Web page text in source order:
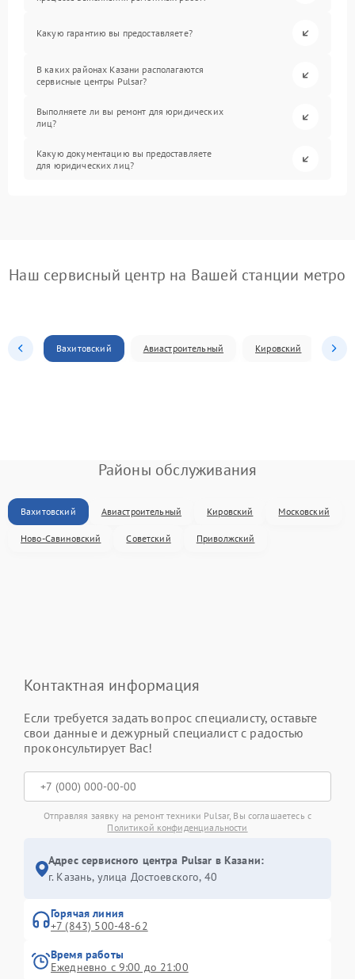
Какую гарантию вы предоставляете?
В каких районах Казани располагаются
сервисные центры Pulsar?
Выполняете ли вы ремонт для юридических
лиц?
Какую документацию вы предоставляете
для юридических лиц?
Наш сервисный центр на Вашей станции метро
Вахитовский Авиастроительный Кировский
Районы обслуживания
Вахитовский Авиастроительный Кировский Московский
Ново-Савиновский Советский Приволжский
Контактная информация
Если требуется задать вопрос специалисту, оставьте
свои данные и дежурный специалист с радостью
проконсультирует Вас!
Отправляя заявку на ремонт техники Pulsar, Вы соглашаетесь с
Политикой конфиденциальности
Адрес сервисного центра Pulsar в Казани:
г. Казань, улица Достоевского, 40
Горячая линия
+7 (843) 500-48-62
Время работы
Ежедневно с 9:00 до 21:00